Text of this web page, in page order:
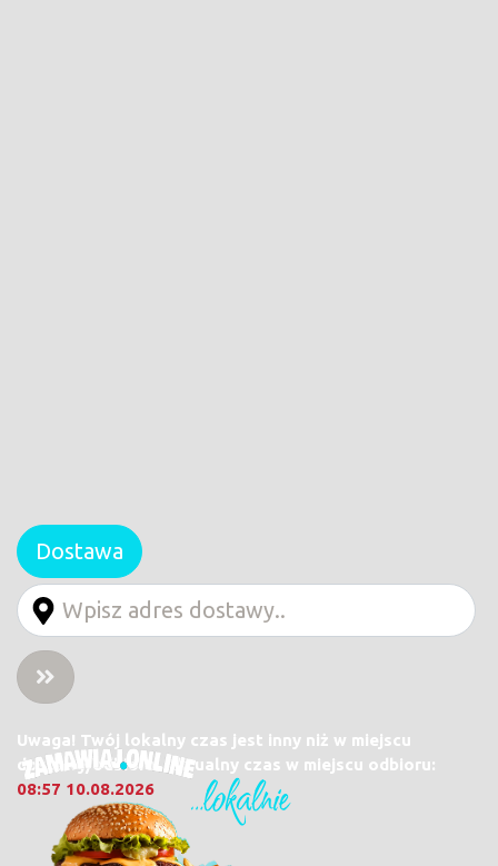
Dostawa
Uwaga! Twój lokalny czas jest inny niż w miejscu
dostawy/odbioru. Aktualny czas w miejscu odbioru:
08:57 10.08.2026